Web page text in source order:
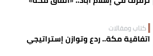
كتاب ومقالات
اتفاقية مكة.. ردع وتوازن إستراتيجي